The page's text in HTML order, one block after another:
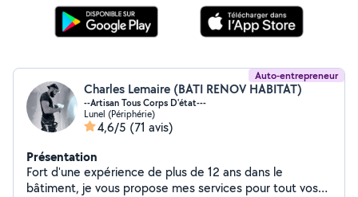
Auto-entrepreneur
Charles Lemaire (BATI RENOV HABITAT)
--Artisan Tous Corps D'état---
Lunel (Périphérie)
4,6/5 (71 avis)
Présentation
Fort d'une expérience de plus de 12 ans dans le
bâtiment, je vous propose mes services pour tout vos